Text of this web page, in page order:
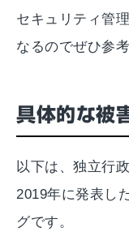
セキュリティ管
なるのでぜひ参
具体的な被
以下は、独立行
2019年に発表し
グです。